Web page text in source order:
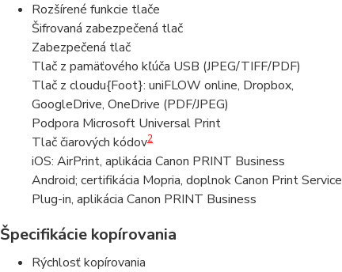
Rozšírené funkcie tlače
Šifrovaná zabezpečená tlač
Zabezpečená tlač
Tlač z pamäťového kľúča USB (JPEG/TIFF/PDF)
Tlač z cloudu{Foot}: uniFLOW online, Dropbox,
GoogleDrive, OneDrive (PDF/JPEG)
Podpora Microsoft Universal Print
Tlač čiarových kódov2
iOS: AirPrint, aplikácia Canon PRINT Business
Android; certifikácia Mopria, doplnok Canon Print Service
Plug-in, aplikácia Canon PRINT Business
Špecifikácie kopírovania
Rýchlosť kopírovania